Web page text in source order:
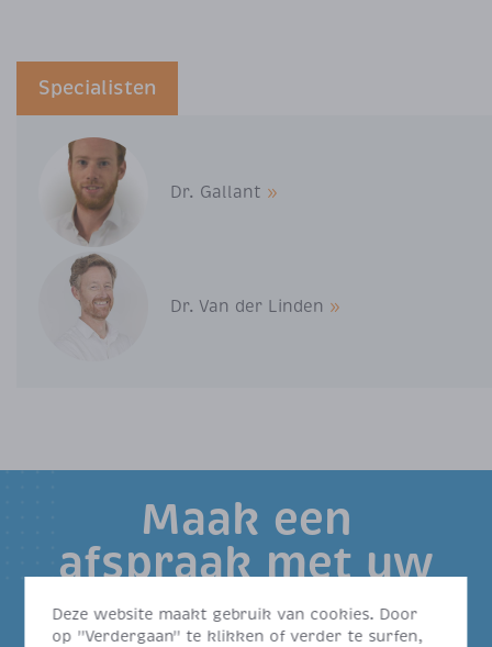
Specialisten
Dr. Gallant »
Dr. Van der Linden »
Maak een
afspraak met uw
arts
Deze website maakt gebruik van cookies. Door
op "Verdergaan" te klikken of verder te surfen,